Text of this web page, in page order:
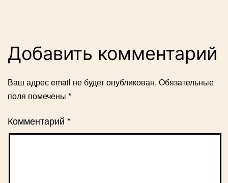
Добавить комментарий
Ваш адрес email не будет опубликован. Обязательные
поля помечены *
Комментарий *